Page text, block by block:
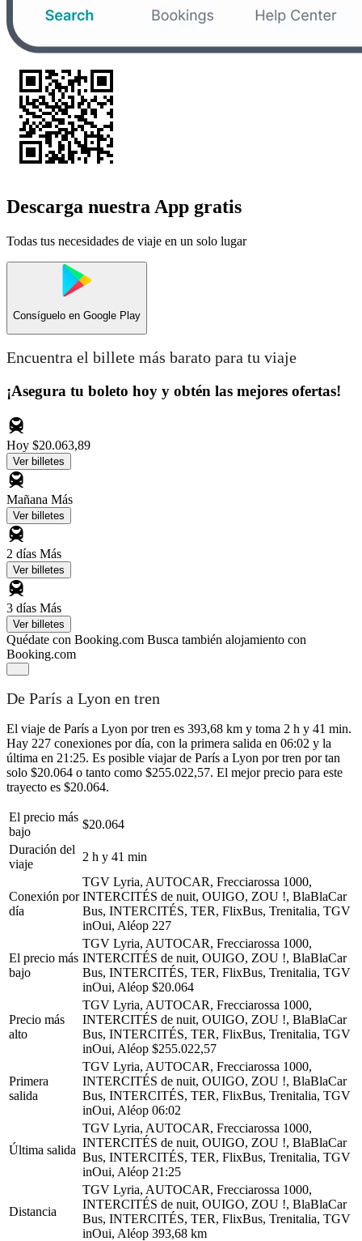
Descarga nuestra App gratis
Todas tus necesidades de viaje en un solo lugar
Consíguelo en Google Play
Encuentra el billete más barato para tu viaje
¡Asegura tu boleto hoy y obtén las mejores ofertas!
Hoy $20.063,89
Ver billetes
Mañana Más
Ver billetes
2 días Más
Ver billetes
3 días Más
Ver billetes
Quédate con Booking.com Busca también alojamiento con
Booking.com
De París a Lyon en tren
El viaje de París a Lyon por tren es 393,68 km y toma 2 h y 41 min.
Hay 227 conexiones por día, con la primera salida en 06:02 y la
última en 21:25. Es posible viajar de París a Lyon por tren por tan
solo $20.064 o tanto como $255.022,57. El mejor precio para este
trayecto es $20.064.
El precio más
bajo
$20.064
Duración del
viaje
2 h y 41 min
Conexión por
día
TGV Lyria, AUTOCAR, Frecciarossa 1000,
INTERCITÉS de nuit, OUIGO, ZOU !, BlaBlaCar
Bus, INTERCITÉS, TER, FlixBus, Trenitalia, TGV
inOui, Aléop 227
El precio más
bajo
TGV Lyria, AUTOCAR, Frecciarossa 1000,
INTERCITÉS de nuit, OUIGO, ZOU !, BlaBlaCar
Bus, INTERCITÉS, TER, FlixBus, Trenitalia, TGV
inOui, Aléop $20.064
Precio más
alto
TGV Lyria, AUTOCAR, Frecciarossa 1000,
INTERCITÉS de nuit, OUIGO, ZOU !, BlaBlaCar
Bus, INTERCITÉS, TER, FlixBus, Trenitalia, TGV
inOui, Aléop $255.022,57
Primera
salida
TGV Lyria, AUTOCAR, Frecciarossa 1000,
INTERCITÉS de nuit, OUIGO, ZOU !, BlaBlaCar
Bus, INTERCITÉS, TER, FlixBus, Trenitalia, TGV
inOui, Aléop 06:02
Última salida
TGV Lyria, AUTOCAR, Frecciarossa 1000,
INTERCITÉS de nuit, OUIGO, ZOU !, BlaBlaCar
Bus, INTERCITÉS, TER, FlixBus, Trenitalia, TGV
inOui, Aléop 21:25
Distancia
TGV Lyria, AUTOCAR, Frecciarossa 1000,
INTERCITÉS de nuit, OUIGO, ZOU !, BlaBlaCar
Bus, INTERCITÉS, TER, FlixBus, Trenitalia, TGV
inOui, Aléop 393,68 km